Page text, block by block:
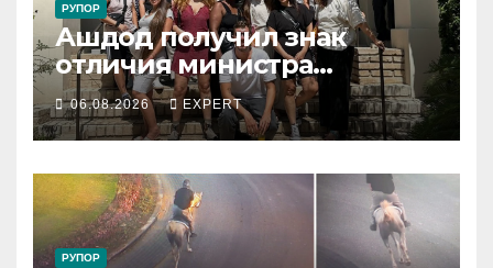
РУПОР
Ашдод получил знак
отличия министра
обороны за поддержку
резервистов
06.08.2026 EXPERT
РУПОР